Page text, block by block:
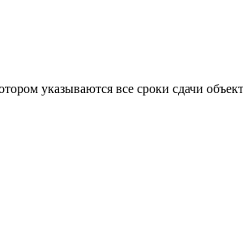
указываются все сроки сдачи